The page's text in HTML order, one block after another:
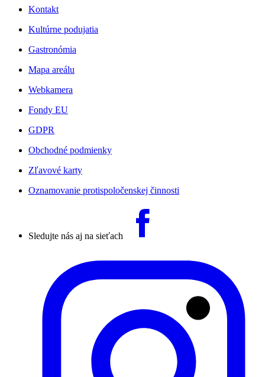
Kontakt
Kultúrne podujatia
Gastronómia
Mapa areálu
Webkamera
Fondy EU
GDPR
Obchodné podmienky
Zľavové karty
Oznamovanie protispoločenskej činnosti
Sledujte nás aj na sieťach